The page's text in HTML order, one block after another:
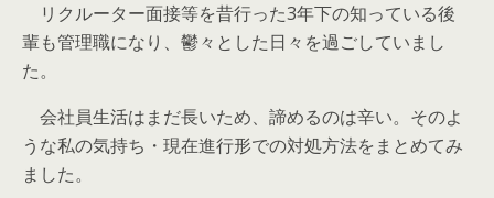
リクルーター面接等を昔行った3年下の知っている後
輩も管理職になり、鬱々とした日々を過ごしていまし
た。
会社員生活はまだ長いため、諦めるのは辛い。そのよ
うな私の気持ち・現在進行形での対処方法をまとめてみ
ました。